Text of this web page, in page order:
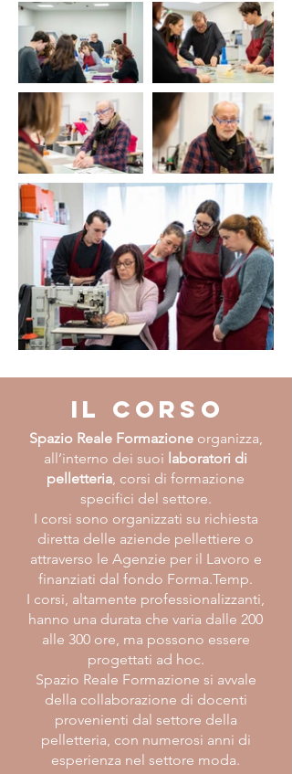
il corso
Spazio Reale Formazioneorganizza,
all’interno dei suoi laboratori di
pelletteria, corsi di formazione
specifici del settore.
I corsi sono organizzati su richiesta
diretta delle aziende pellettiere o
attraverso le Agenzie per il Lavoro e
finanziati dal fondo Forma.Temp.
I corsi, altamente professionalizzanti,
hanno una durata che varia dalle 200
alle 300 ore, ma possono essere
progettati ad hoc.
Spazio Reale Formazione si avvale
della collaborazione di docenti
provenienti dal settore della
pelletteria, con numerosi anni di
esperienza nel settore moda.